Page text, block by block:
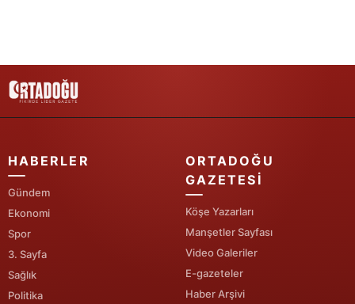
Zonguldak
Aksaray
Bayburt
Karaman
HABERLER
Gündem
Ekonomi
Spor
3. Sayfa
Sağlık
Politika
ORTADOĞU
GAZETESI
Köşe Yazarları
Manşetler Sayfası
Video Galeriler
E-gazeteler
Haber Arşivi